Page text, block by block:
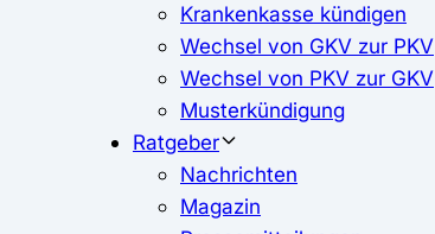
Krankenkasse kündigen
Wechsel von GKV zur PKV
Wechsel von PKV zur GKV
Musterkündigung
Ratgeber
Nachrichten
Magazin